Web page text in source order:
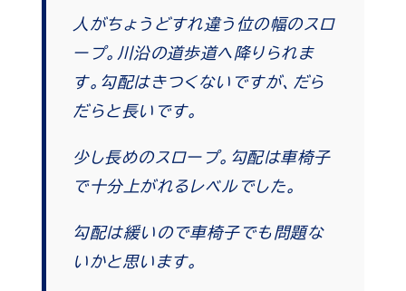
人がちょうどすれ違う位の幅のスロ
ープ。川沿の道歩道へ降りられま
す。勾配はきつくないですが、だら
だらと長いです。
少し長めのスロープ。勾配は車椅子
で十分上がれるレベルでした。
勾配は緩いので車椅子でも問題な
いかと思います。